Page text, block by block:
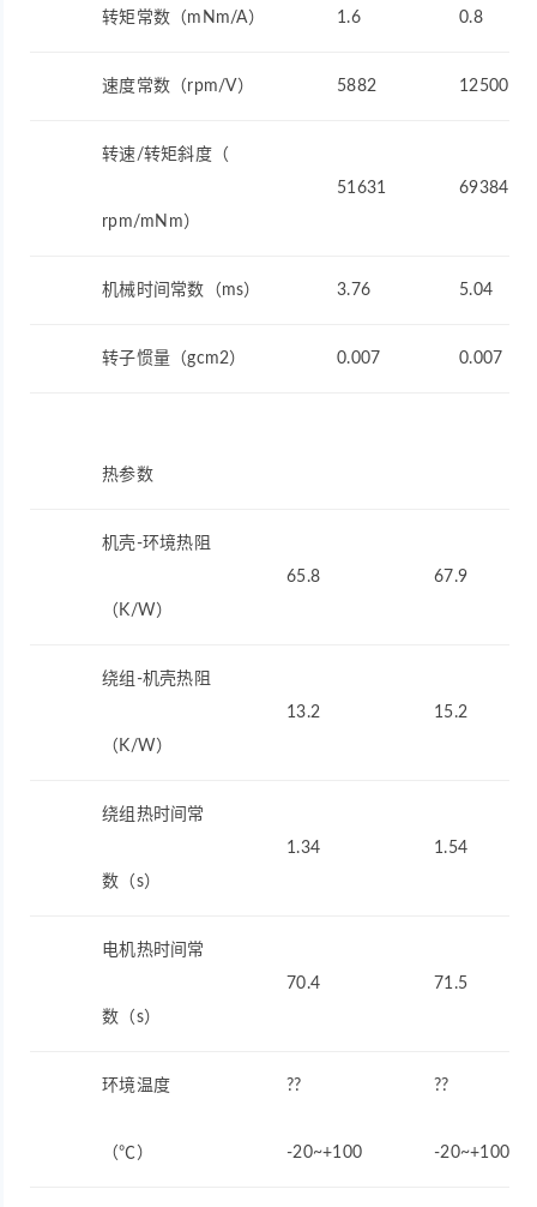
转矩常数（mNm/A） 1.6 0.8
速度常数（rpm/V） 5882 12500
转速/转矩斜度（
rpm/mNm）
51631 69384
机械时间常数（ms） 3.76 5.04
转子惯量（gcm2） 0.007 0.007
热参数
机壳-环境热阻
（K/W）
65.8 67.9
绕组-机壳热阻
（K/W）
13.2 15.2
绕组热时间常
数（s）
1.34 1.54
电机热时间常
数（s）
70.4 71.5
环境温度
（℃）
??
-20~+100
??
-20~+100